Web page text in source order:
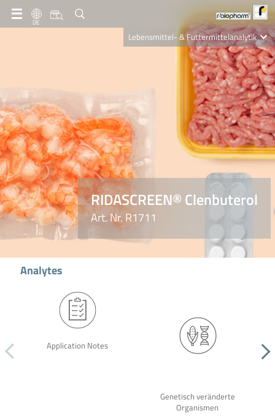
DE
Lebensmittel- & Futtermittelanalytik
Clinical Diagnostics
RIDASCREEN® Clenbuterol
Art. Nr. R1711
Analytes
Application Notes
Genetisch veränderte
Organismen